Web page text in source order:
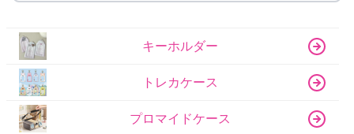
キーホルダー
トレカケース
プロマイドケース